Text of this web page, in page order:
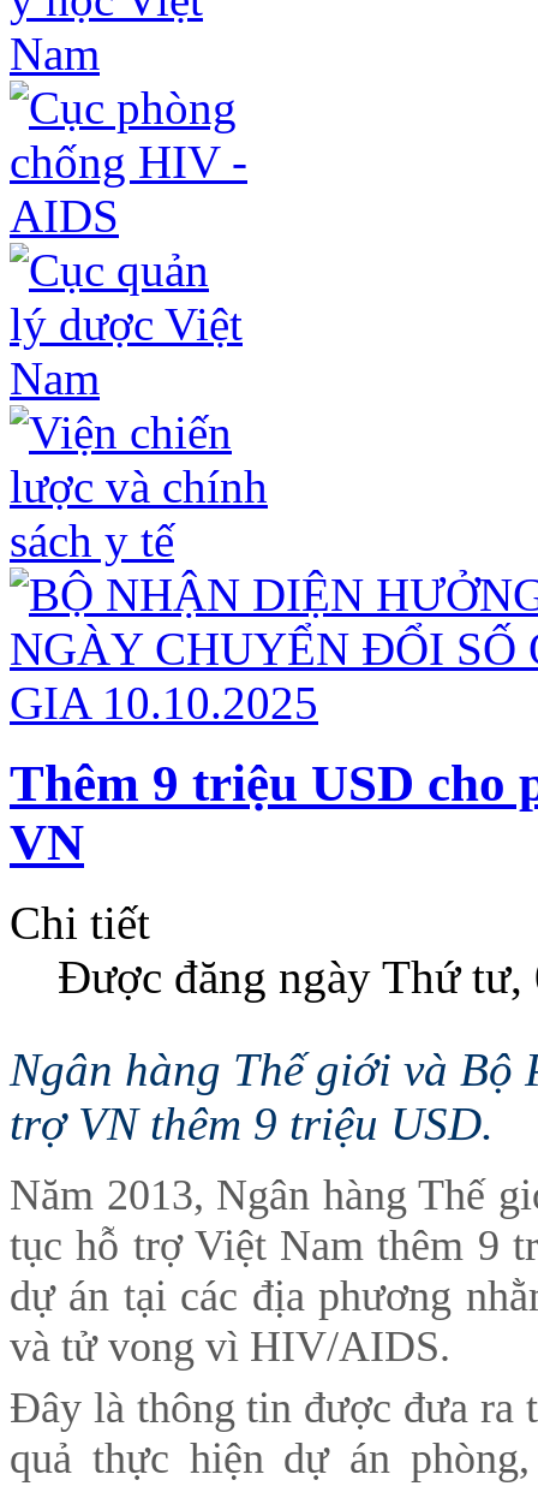
Thêm 9 triệu USD cho
VN
Chi tiết
Được đăng ngày Thứ tư,
Ngân hàng Thế giới và Bộ
trợ VN thêm 9 triệu USD.
Năm 2013, Ngân hàng Thế
tục hỗ trợ Việt Nam thêm 9
dự án tại các địa phương
và tử vong vì HIV/AIDS.
Đây là thông tin được đưa ra
quả thực hiện dự án